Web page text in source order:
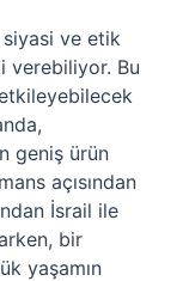
ve etik
verebiliyor. Bu
etkileyebilecek
geniş ürün
açısından
İsrail ile
bir
yaşamın